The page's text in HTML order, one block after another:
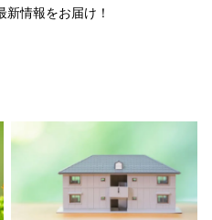
新情報をお届け！